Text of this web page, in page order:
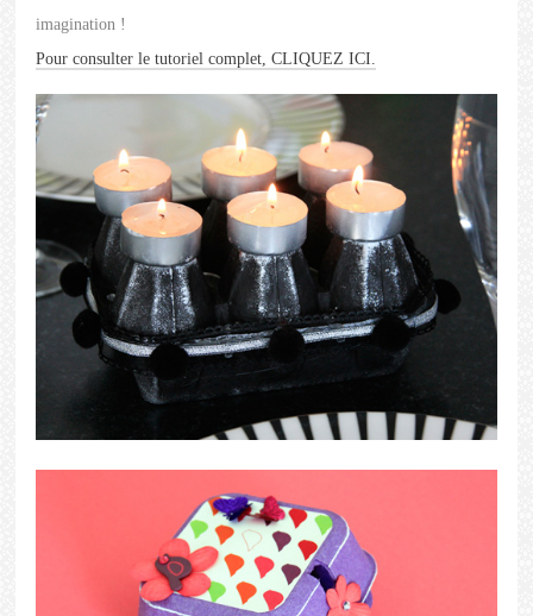
imagination !
Pour consulter le tutoriel complet, CLIQUEZ ICI.